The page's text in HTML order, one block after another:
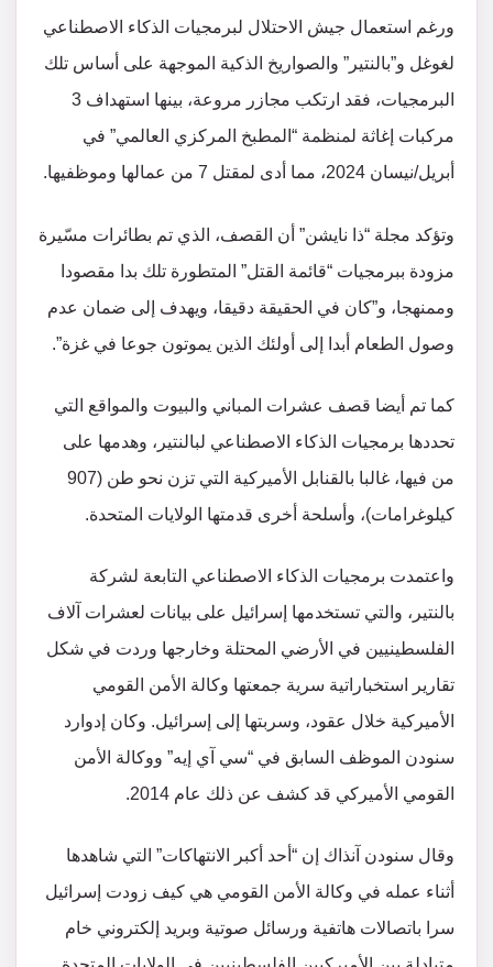
ورغم استعمال جيش الاحتلال لبرمجيات الذكاء الاصطناعي
لغوغل و”بالنتير” والصواريخ الذكية الموجهة على أساس تلك
البرمجيات، فقد ارتكب مجازر مروعة، بينها استهداف 3
مركبات إغاثة لمنظمة “المطبخ المركزي العالمي” في
أبريل/نيسان 2024، مما أدى لمقتل 7 من عمالها وموظفيها.
وتؤكد مجلة “ذا نايشن” أن القصف، الذي تم بطائرات مسّيرة
مزودة ببرمجيات “قائمة القتل” المتطورة تلك بدا مقصودا
وممنهجا، و”كان في الحقيقة دقيقا، ويهدف إلى ضمان عدم
وصول الطعام أبدا إلى أولئك الذين يموتون جوعا في غزة”.
كما تم أيضا قصف عشرات المباني والبيوت والمواقع التي
تحددها برمجيات الذكاء الاصطناعي لبالنتير، وهدمها على
من فيها، غالبا بالقنابل الأميركية التي تزن نحو طن (907
كيلوغرامات)، وأسلحة أخرى قدمتها الولايات المتحدة.
واعتمدت برمجيات الذكاء الاصطناعي التابعة لشركة
بالنتير، والتي تستخدمها إسرائيل على بيانات لعشرات آلاف
الفلسطينيين في الأرضي المحتلة وخارجها وردت في شكل
تقارير استخباراتية سرية جمعتها وكالة الأمن القومي
الأميركية خلال عقود، وسربتها إلى إسرائيل. وكان إدوارد
سنودن الموظف السابق في “سي آي إيه” ووكالة الأمن
القومي الأميركي قد كشف عن ذلك عام 2014.
وقال سنودن آنذاك إن “أحد أكبر الانتهاكات” التي شاهدها
أثناء عمله في وكالة الأمن القومي هي كيف زودت إسرائيل
سرا باتصالات هاتفية ورسائل صوتية وبريد إلكتروني خام